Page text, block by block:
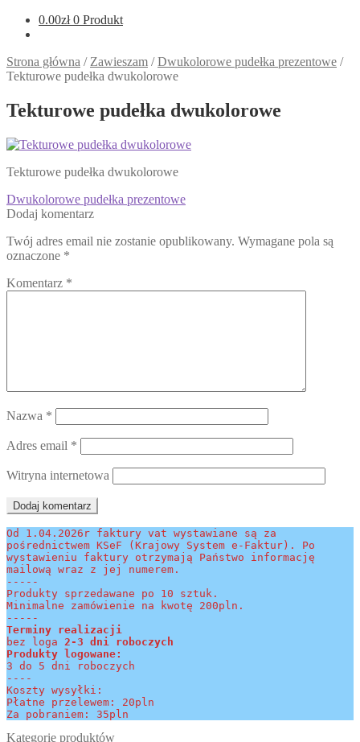
0.00zł 0 Produkt
Strona główna / Zawieszam /Dwukolorowe pudełka prezentowe /
Tekturowe pudełka dwukolorowe
Tekturowe pudełka dwukolorowe
Tekturowe pudełka dwukolorowe
Nawigacja
wpisu
Poprzedni
wpis:
Dwukolorowe pudełka prezentowe
Dodaj komentarz
Twój adres email nie zostanie opublikowany. Wymagane pola są
oznaczone *
Komentarz *
Nazwa *
Adres email *
Witryna internetowa
Od 1.04.2026r faktury vat wystawiane są za
pośrednictwem KSeF (Krajowy System e-Faktur). Po
wystawieniu faktury otrzymają Państwo informację
mailową wraz z jej numerem.
-----
Produkty sprzedawane po 10 sztuk.
Minimalne zamówienie na kwotę 200pln.
-----
Terminy realizacji
bez loga 2-3 dni roboczych
Produkty logowane:
3 do 5 dni roboczych
----
Koszty wysyłki:
Płatne przelewem: 20pln
Za pobraniem: 35pln
Kategorie produktów